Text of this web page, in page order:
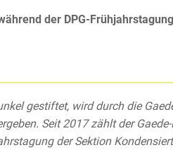
der DPG-
gestiftet, wird durch die
Seit 2017 zählt der
der Sektion